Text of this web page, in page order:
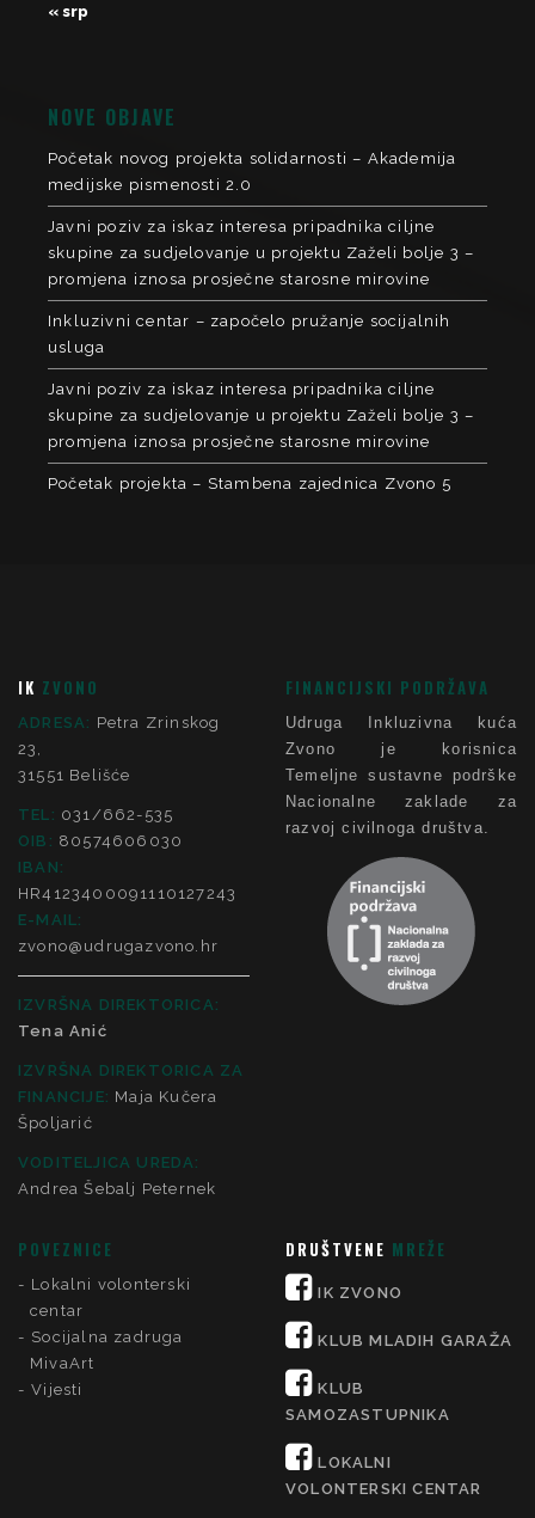
« srp
NOVE OBJAVE
Početak novog projekta solidarnosti – Akademija
medijske pismenosti 2.0
Javni poziv za iskaz interesa pripadnika ciljne
skupine za sudjelovanje u projektu Zaželi bolje 3 –
promjena iznosa prosječne starosne mirovine
Inkluzivni centar – započelo pružanje socijalnih
usluga
Javni poziv za iskaz interesa pripadnika ciljne
skupine za sudjelovanje u projektu Zaželi bolje 3 –
promjena iznosa prosječne starosne mirovine
Početak projekta – Stambena zajednica Zvono 5
IK ZVONO
ADRESA: Petra Zrinskog
23,
31551 Belišće
TEL: 031/662-535
OIB: 80574606030
IBAN:
HR4123400091110127243
E-MAIL:
zvono@udrugazvono.hr
IZVRŠNA DIREKTORICA:
Tena Anić
IZVRŠNA DIREKTORICA ZA
FINANCIJE: Maja Kučera
Špoljarić
VODITELJICA UREDA:
Andrea Šebalj Peternek
FINANCIJSKI PODRŽAVA
Udruga Inkluzivna kuća
Zvono je korisnica
Temeljne sustavne podrške
Nacionalne zaklade za
razvoj civilnoga društva.
POVEZNICE
Lokalni volonterski
centar
Socijalna zadruga
MivaArt
Vijesti
DRUŠTVENE MREŽE
IK ZVONO
KLUB MLADIH GARAŽA
KLUB
SAMOZASTUPNIKA
LOKALNI
VOLONTERSKI CENTAR